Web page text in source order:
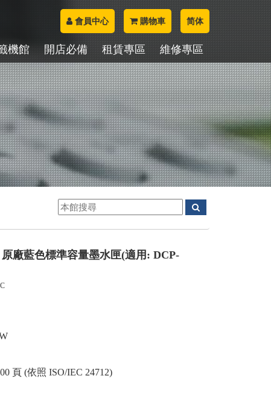
會員中心 購物車 简体
機館 開店必備 租賃專區 維修專區
廠藍色標準容量墨水匣(適用: DCP-
頁 (依照 ISO/IEC 24712)